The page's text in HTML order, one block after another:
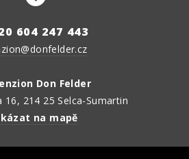
604 247 443
Don Felder
16, 214 25 Selca-Sumartin
na mapě